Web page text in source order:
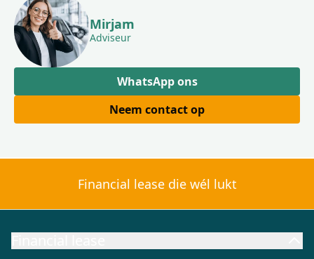
Mirjam
Adviseur
WhatsApp ons
Neem contact op
Financial lease die wél lukt